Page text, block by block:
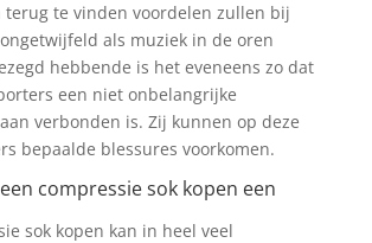
terug te vinden voordelen zullen bij
als muziek in de oren
hebbende is het eveneens zo dat
een niet onbelangrijke
verbonden is. Zij kunnen op deze
bepaalde blessures voorkomen.
compressie sok kopen een
sok kopen kan in heel veel